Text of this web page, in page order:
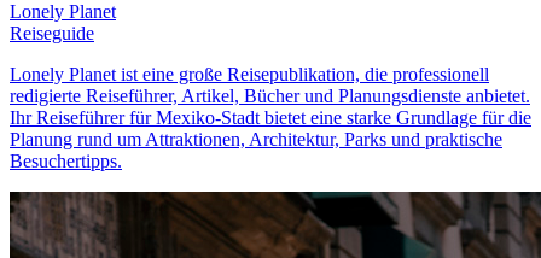
Lonely Planet
Reiseguide
Lonely Planet ist eine große Reisepublikation, die professionell
redigierte Reiseführer, Artikel, Bücher und Planungsdienste anbietet.
Ihr Reiseführer für Mexiko-Stadt bietet eine starke Grundlage für die
Planung rund um Attraktionen, Architektur, Parks und praktische
Besuchertipps.